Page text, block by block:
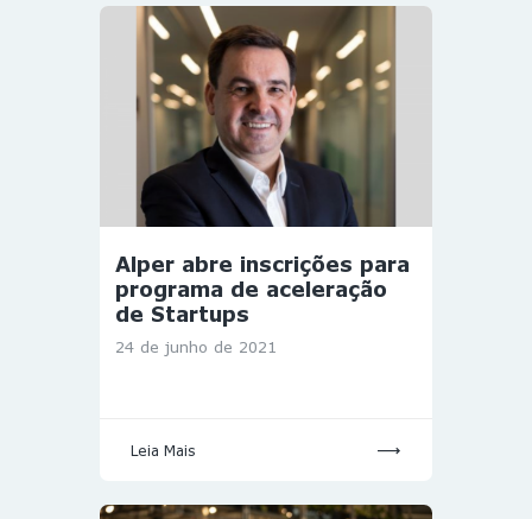
Alper abre inscrições para
programa de aceleração
de Startups
24 de junho de 2021
Leia Mais